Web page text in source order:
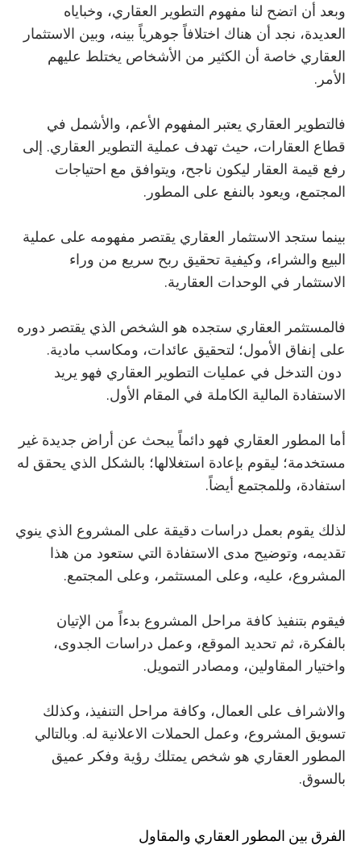
وبعد أن اتضح لنا مفهوم التطوير العقاري، وخباياه
العديدة، نجد أن هناك اختلافاً جوهرياً بينه، وبين الاستثمار
العقاري خاصة أن الكثير من الأشخاص يختلط عليهم
الأمر.
فالتطوير العقاري يعتبر المفهوم الأعم، والأشمل في
قطاع العقارات، حيث تهدف عملية التطوير العقاري. إلى
رفع قيمة العقار ليكون ناجح، ويتوافق مع احتياجات
المجتمع، ويعود بالنفع على المطور.
بينما ستجد الاستثمار العقاري يقتصر مفهومه على عملية
البيع والشراء، وكيفية تحقيق ربح سريع من وراء
الاستثمار في الوحدات العقارية.
فالمستثمر العقاري ستجده هو الشخص الذي يقتصر دوره
على إنفاق الأمول؛ لتحقيق عائدات، ومكاسب مادية.
دون التدخل في عمليات التطوير العقاري فهو يريد
الاستفادة المالية الكاملة في المقام الأول.
أما المطور العقاري فهو دائماً يبحث عن أراض جديدة غير
مستخدمة؛ ليقوم بإعادة استغلالها؛ بالشكل الذي يحقق له
استفادة، وللمجتمع أيضاً.
لذلك يقوم بعمل دراسات دقيقة على المشروع الذي ينوي
تقديمه، وتوضيح مدى الاستفادة التي ستعود من هذا
المشروع، عليه، وعلى المستثمر، وعلى المجتمع.
فيقوم بتنفيذ كافة مراحل المشروع بدءاً من الإتيان
بالفكرة، ثم تحديد الموقع، وعمل دراسات الجدوى،
واختيار المقاولين، ومصادر التمويل.
والاشراف على العمال، وكافة مراحل التنفيذ، وكذلك
تسويق المشروع، وعمل الحملات الاعلانية له. وبالتالي
المطور العقاري هو شخص يمتلك رؤية وفكر عميق
بالسوق.
الفرق بين المطور العقاري والمقاول